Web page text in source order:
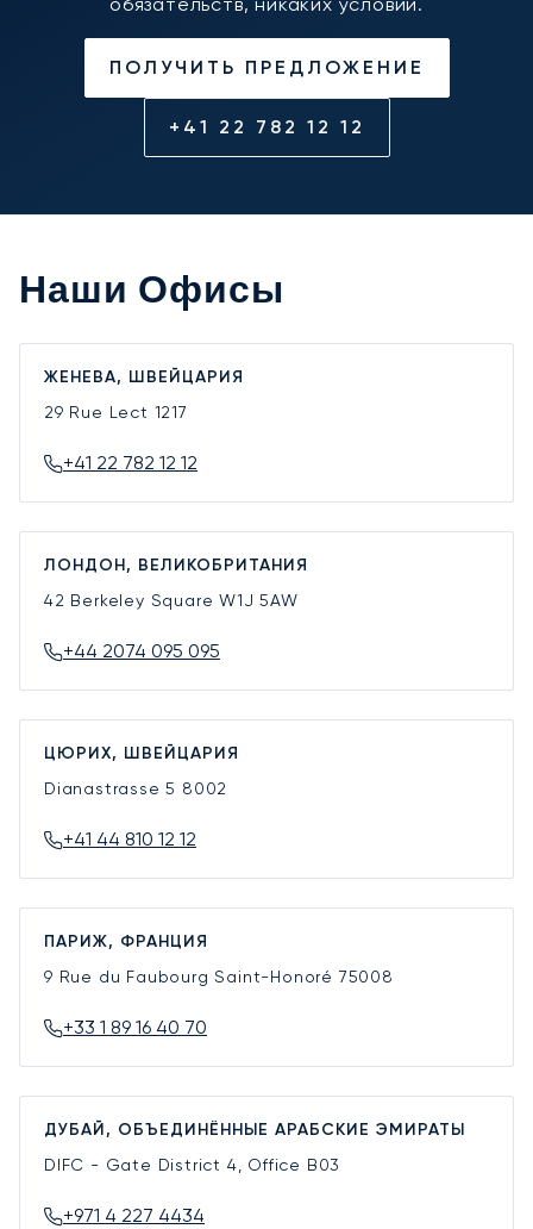
обязательств, никаких условий.
ПОЛУЧИТЬ ПРЕДЛОЖЕНИЕ
+41 22 782 12 12
Наши Офисы
ЖЕНЕВА, ШВЕЙЦАРИЯ
29 Rue Lect 1217
+41 22 782 12 12
ЛОНДОН, ВЕЛИКОБРИТАНИЯ
42 Berkeley SquareW1J 5AW
+44 2074 095 095
ЦЮРИХ, ШВЕЙЦАРИЯ
Dianastrasse 5 8002
+41 44 810 12 12
ПАРИЖ, ФРАНЦИЯ
9 Rue du Faubourg Saint-Honoré 75008
+33 1 89 16 40 70
ДУБАЙ, ОБЪЕДИНЁННЫЕ АРАБСКИЕ ЭМИРАТЫ
DIFC - Gate District 4, Office B03
+971 4 227 4434